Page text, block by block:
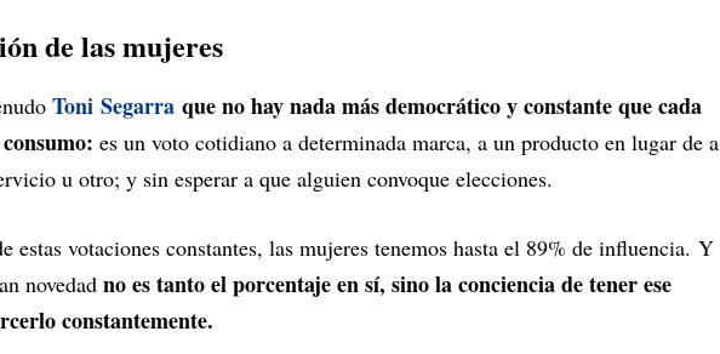
de las mujeres
Toni Segarra que no hay nada más democrático y constante que cada
es un voto cotidiano a determinada marca, a un producto en lugar de a
u otro; y sin esperar a que alguien convoque elecciones.
estas votaciones constantes, las mujeres tenemos hasta el 89% de influencia. Y
novedad no es tanto el porcentaje en sí, sino la conciencia de tener ese
constantemente.